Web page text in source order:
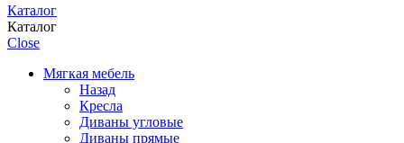
Каталог
Каталог
Close
Мягкая мебель
Назад
Кресла
Диваны угловые
Диваны прямые